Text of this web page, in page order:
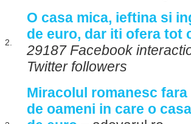
2.
O casa mica, ieftina si
de euro, dar iti ofera tot
29187 Facebook
Twitter followers
Miracolul romanesc
de oameni in care o